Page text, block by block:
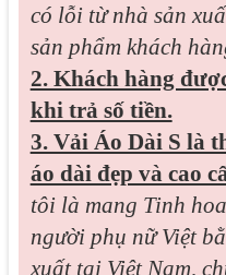
có lỗi từ nhà sản
sản phẩm khách
2. Khách hàng
khi trả số tiền.
3. Vải Áo Dài S là
áo dài đẹp và cao
tôi là mang Tinh
người phụ nữ Việt
xuất tại Việt Nam,